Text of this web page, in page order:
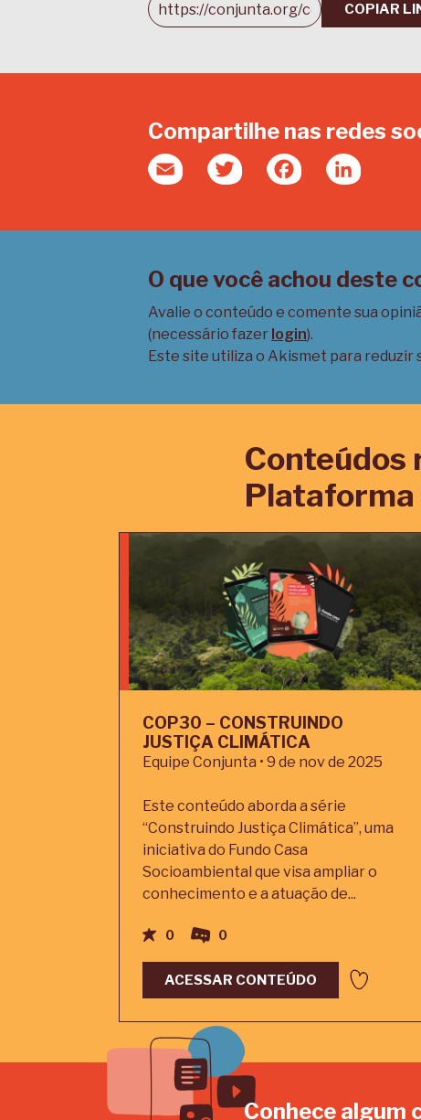
COPIAR
Compartilhe nas redes
Email Twitter FacebookLinkedIn
O que você achou deste
Avalie o conteúdo e comente sua
(necessário fazer login).
Este site utiliza o Akismet para reduzir
Conteúdos
Plataforma
COP30 – CONSTRUINDO
JUSTIÇA CLIMÁTICA
Equipe Conjunta • 9 de nov de 2025
Este conteúdo aborda a série
“Construindo Justiça Climática”, uma
iniciativa do Fundo Casa
Socioambiental que visa ampliar o
conhecimento e a atuação de...
0 0
ACESSAR CONTEÚDO
Conhece algum